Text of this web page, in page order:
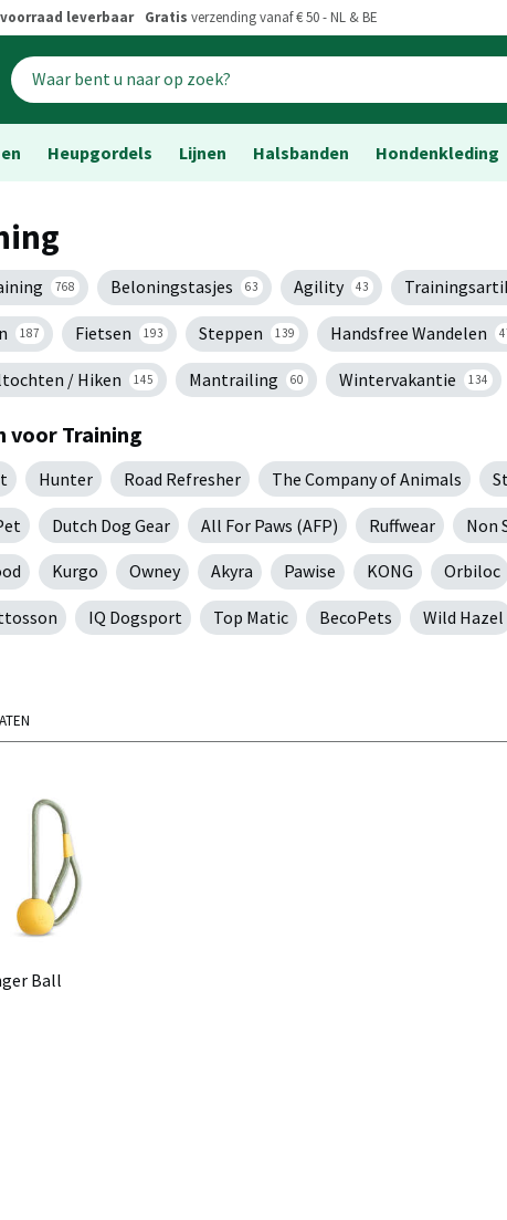
voorraad leverbaar Gratis verzending vanaf € 50 - NL & BE
Heupgordels Lijnen Halsbanden Hondenkleding
768 Beloningstasjes 63 Agility 43
187 Fietsen 193 Steppen 139 Handsfree Wandelen
/ Hiken 145 Mantrailing 60 Wintervakantie 134
voor Training
Hunter Road Refresher The Company of Animals
Dutch Dog Gear All For Paws (AFP) Ruffwear Non
Kurgo Owney Akyra Pawise KONG Orbiloc
IQ Dogsport Top Matic BecoPets Wild Hazel
Ball